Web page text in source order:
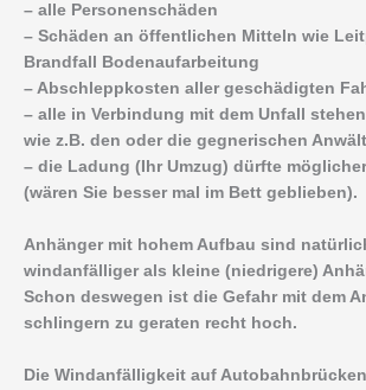
– alle Personenschäden
– Schäden an öffentlichen Mitteln wie
Brandfall Bodenaufarbeitung
– Abschleppkosten aller geschädigten
– alle in Verbindung mit dem Unfall
wie z.B. den oder die gegnerischen
– die Ladung (Ihr Umzug) dürfte
(wären Sie besser mal im Bett geblieben).
Anhänger mit hohem Aufbau sind
windanfälliger als kleine (niedrigere)
Schon deswegen ist die Gefahr mit dem
schlingern zu geraten recht hoch.
Die Windanfälligkeit auf